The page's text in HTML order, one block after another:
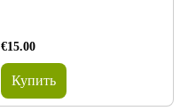
€15.00
Купить